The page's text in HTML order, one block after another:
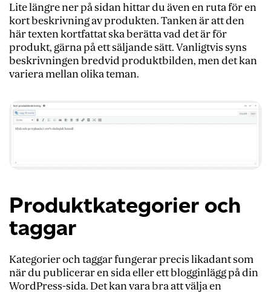
Lite längre ner på sidan hittar du även en ruta för en
kort beskrivning av produkten. Tanken är att den
här texten kortfattat ska berätta vad det är för
produkt, gärna på ett säljande sätt. Vanligtvis syns
beskrivningen bredvid produktbilden, men det kan
variera mellan olika teman.
Produktkategorier och
taggar
Kategorier och taggar fungerar precis likadant som
när du publicerar en sida eller ett blogginlägg på din
WordPress-sida. Det kan vara bra att välja en